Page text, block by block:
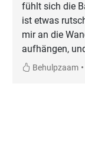
fühlt sich die
ist etwas
mir an die
aufhängen,
Behulpzaam•